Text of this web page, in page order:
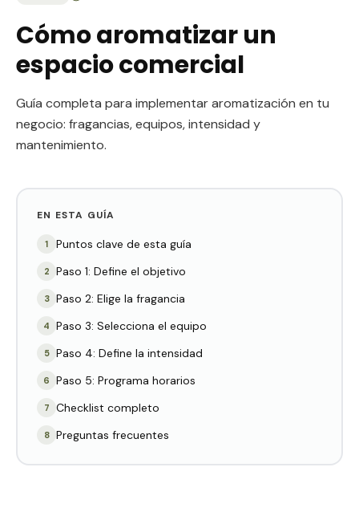
Cómo aromatizar un
espacio comercial
Guía completa para implementar aromatización en tu
negocio: fragancias, equipos, intensidad y
mantenimiento.
EN ESTA GUÍA
1 Puntos clave de esta guía
2 Paso 1: Define el objetivo
3 Paso 2: Elige la fragancia
4 Paso 3: Selecciona el equipo
5 Paso 4: Define la intensidad
6 Paso 5: Programa horarios
7 Checklist completo
8 Preguntas frecuentes